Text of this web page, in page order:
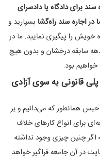
سند برای دادگاه یا دادسرای
در اجاره سند راه‌گشا بسپارید و
خویش را پیگیری نمایید. ما در
سابقه درخشان و بدون هیچ
بود.
قانونی به سوی آزادی
همانطور که می‌دانیم و بر
برای انواع کارهای خلاف
اگر چنین چیزی وجود نداشته
در آن جامعه فراگیر خواهد